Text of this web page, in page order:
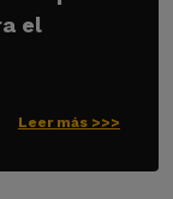
el
Leer más >>>